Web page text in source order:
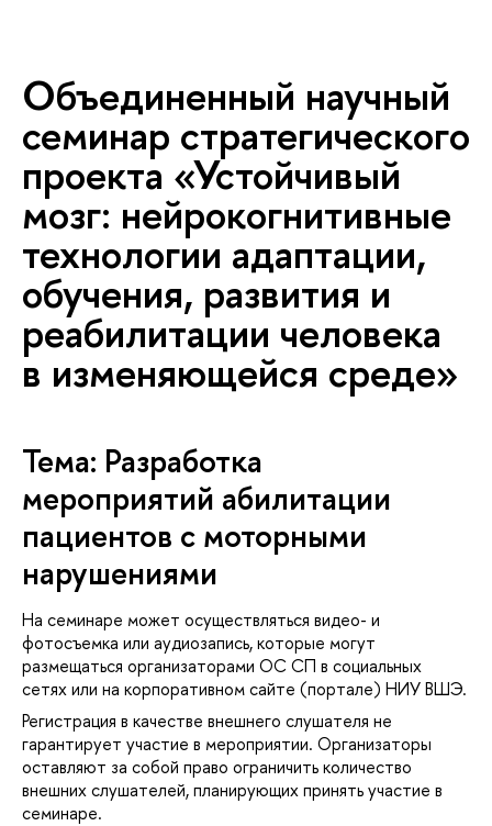
Объединенный научный
семинар стратегического
проекта «Устойчивый
мозг: нейрокогнитивные
технологии адаптации,
обучения, развития и
реабилитации человека
изменяющейся среде»
Тема: Разработка
мероприятий абилитации
пациентов с моторными
нарушениями
На семинаре может осуществляться видео- и
фотосъемка или аудиозапись, которые могут
размещаться организаторами ОС СП в социальных
сетях или на корпоративном сайте (портале) НИУ ВШЭ.
Регистрация в качестве внешнего слушателя не
арантирует участие в мероприятии. Организаторы
оставляют за собой право ограничить количество
нешних слушателей, планирующих принять участие
семинаре.